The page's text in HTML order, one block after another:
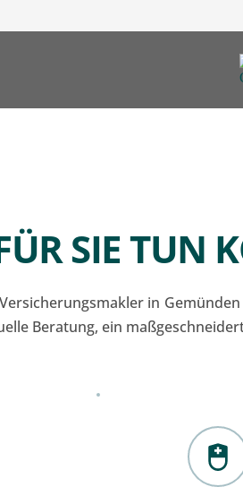
SIE TUN
in
Beratung, ein